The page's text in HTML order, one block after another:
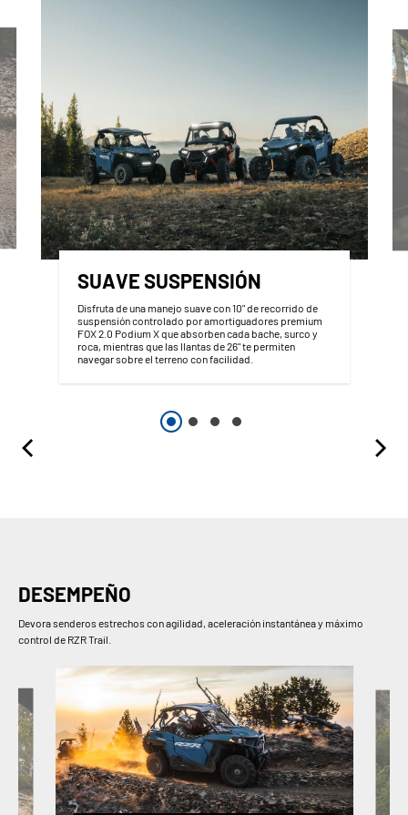
SUAVE SUSPENSIÓN
Disfruta de una manejo suave con 10" de recorrido de
suspensión controlado por amortiguadores premium
FOX 2.0 Podium X que absorben cada bache, surco y
roca, mientras que las llantas de 26" te permiten
navegar sobre el terreno con facilidad.
DESEMPEÑO
Devora senderos estrechos con agilidad, aceleración instantánea y máximo
control de RZR Trail.